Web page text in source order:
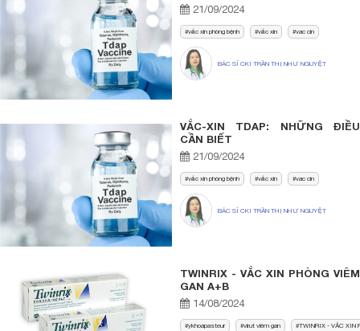
21/09/2024
vắc xin phòng bệnh vắc xin vac cin
BÁC SĨ CKI TRẦN THỊ NHƯ NGUYỆT
VẮC-XIN TDAP: NHỮNG ĐIỀU
CẦN BIẾT
21/09/2024
vắc xin phòng bệnh vắc xin vac cin
BÁC SĨ CKI TRẦN THỊ NHƯ NGUYỆT
TWINRIX - VẮC XIN PHÒNG VIÊM
GAN A+B
14/08/2024
ykhoapasteur virut viêm gan TWINRIX - VẮC XIN